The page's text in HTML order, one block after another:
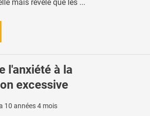
mais révèle que les ...
l'anxiété à la
excessive
10 années 4 mois